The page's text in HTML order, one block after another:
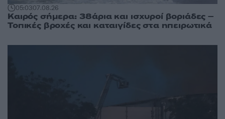
05:0307.08.26
Καιρός σήμερα: 38άρια και ισχυροί βοριάδες –
Τοπικές βροχές και καταιγίδες στα ηπειρωτικά